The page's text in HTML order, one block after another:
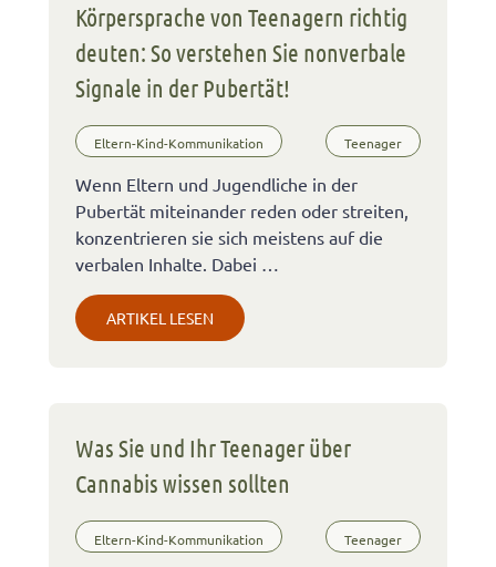
Körpersprache von Teenagern richtig
deuten: So verstehen Sie nonverbale
Signale in der Pubertät!
Eltern-Kind-Kommunikation Teenager
Wenn Eltern und Jugendliche in der
Pubertät miteinander reden oder streiten,
konzentrieren sie sich meistens auf die
verbalen Inhalte. Dabei …
ARTIKEL LESEN
Was Sie und Ihr Teenager über
Cannabis wissen sollten
Eltern-Kind-Kommunikation Teenager